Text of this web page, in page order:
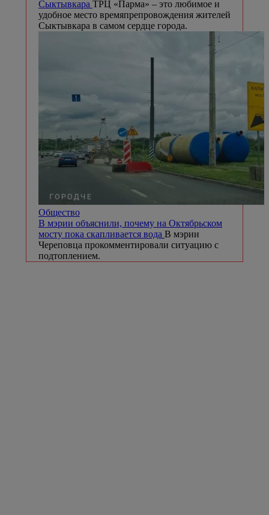
Сыктывкара ТРЦ «Парма» – это любимое и
удобное место времяпрепровождения жителей
Сыктывкара в самом сердце города.
Общество
В мэрии объяснили, почему на Октябрьском
мосту пока скапливается вода В мэрии
Череповца прокомментировали ситуацию с
подтоплением.